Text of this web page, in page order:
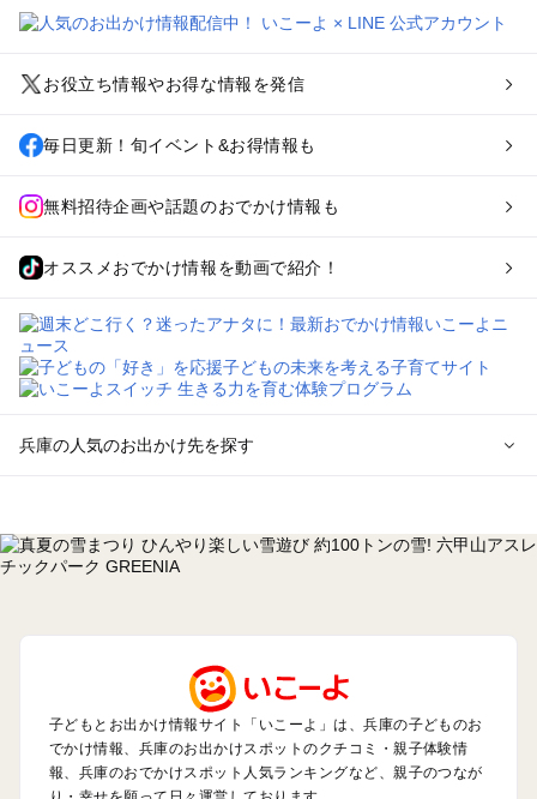
お役立ち情報やお得な情報を発信
毎日更新！旬イベント&お得情報も
無料招待企画や話題のおでかけ情報も
オススメおでかけ情報を動画で紹介！
兵庫の人気のお出かけ先を探す
を探す
神戸・有馬・六甲山・西宮・明石のプールお出かけ
淡路島のプールお出かけ
城崎・豊岡・竹野のプールお出かけ
神鍋・養父・和田山・鉢伏のプールお出かけ
香住・湯村・浜坂のプールお出かけ
兵庫の定番お出かけスポット
子どもとお出かけ情報サイト「いこーよ」は、兵庫の子どものお
でかけ情報、兵庫のお出かけスポットのクチコミ・親子体験情
報、兵庫のおでかけスポット人気ランキングなど、親子のつなが